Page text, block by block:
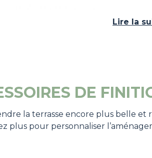
Lire la
DE
la terrasse encore plus belle et
plus pour personnaliser